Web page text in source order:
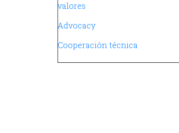
valores
Advocacy
Cooperación técnica